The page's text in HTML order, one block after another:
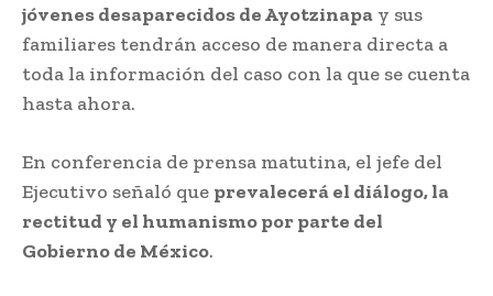
jóvenes desaparecidos de Ayotzinapa y sus
familiares tendrán acceso de manera directa a
toda la información del caso con la que se cuenta
hasta ahora.
En conferencia de prensa matutina, el jefe del
Ejecutivo señaló que prevalecerá el diálogo, la
rectitud y el humanismo por parte del
Gobierno de México.